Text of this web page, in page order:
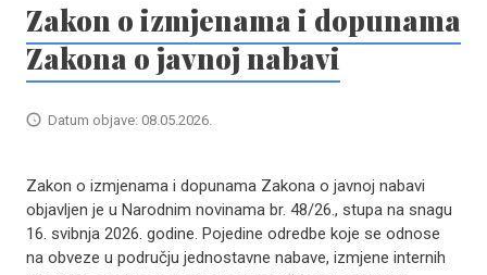
Zakon o izmjenama i dopunama
Zakona o javnoj nabavi
Datum objave: 08.05.2026.
Zakon o izmjenama i dopunama Zakona o javnoj nabavi
objavljen je u Narodnim novinama br. 48/26., stupa na snagu
16. svibnja 2026. godine. Pojedine odredbe koje se odnose
na obveze u području jednostavne nabave, izmjene internih